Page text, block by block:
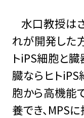
水口教授は
れが開発した
トiPS細胞と
臓ならヒト
胞から高機能
養でき、MPS